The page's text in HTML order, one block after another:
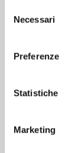
delNecessari
Preferenze
Statistiche
Marketing